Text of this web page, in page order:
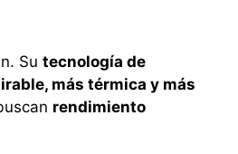
Su tecnología de
más térmica y más
rendimiento